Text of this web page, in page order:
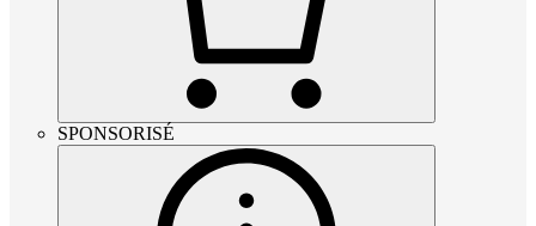
SPONSORISÉ